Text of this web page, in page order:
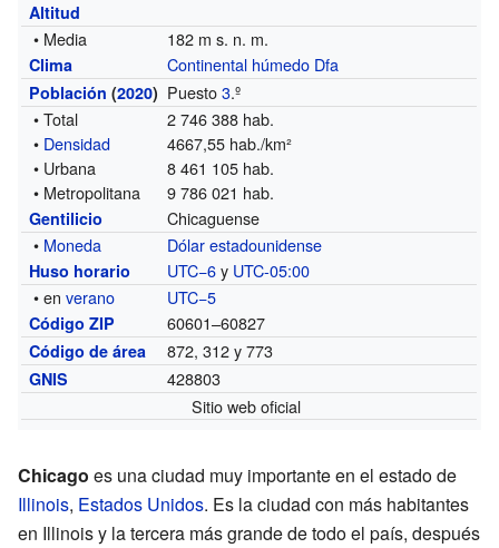
Altitud
• Media 182 m s. n. m.
Clima Continental húmedo Dfa
Población (2020) Puesto3.º
• Total
2 746 388 hab.
• Densidad
4667,55 hab./km²
• Urbana
8 461 105 hab.
• Metropolitana
9 786 021 hab.
Gentilicio
Chicaguense
• Moneda Dólar estadounidense
Huso horario UTC−6y UTC-05:00
• enverano UTC−5
Código ZIP 60601–60827
Código de área 872, 312 y 773
GNIS
428803
Sitio web oficial
Chicago es una ciudad muy importante en el estado de
Illinois, Estados Unidos. Es la ciudad con más habitantes
en Illinois y la tercera más grande de todo el país, después